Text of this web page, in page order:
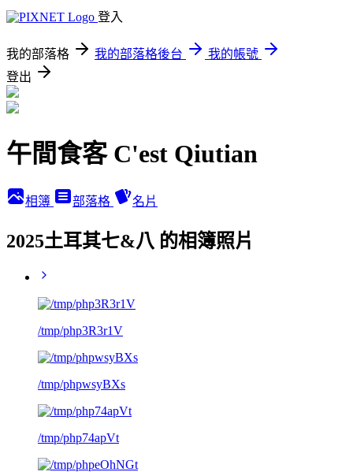
登入
我的部落格 我的部落格後台
我的帳號
登出
午間食客 C'est Qiutian
相簿 部落格 名片
2025土耳其七&八 的相簿照片
/tmp/php3R3r1V
/tmp/phpwsyBXs
/tmp/php74apVt